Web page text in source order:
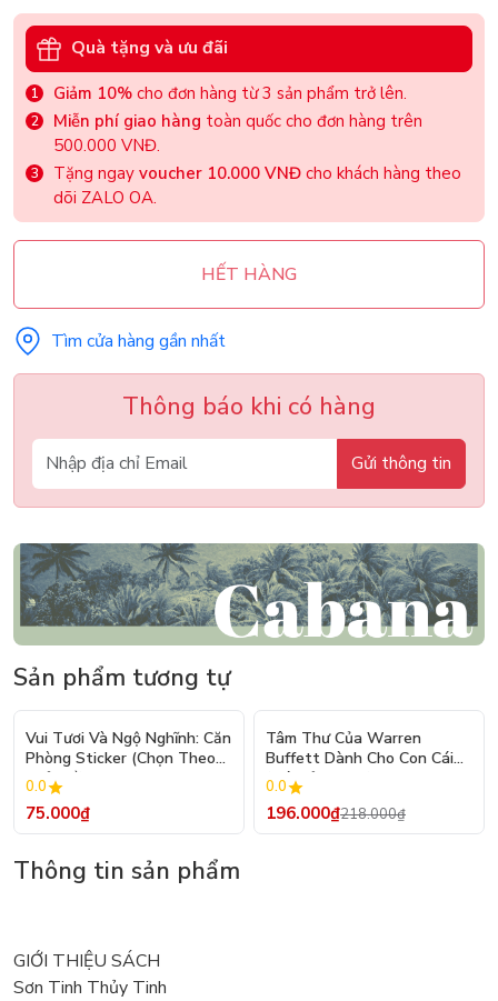
Quà tặng và ưu đãi
Giảm 10% cho đơn hàng từ 3 sản phẩm trở lên.
Miễn phí giao hàng toàn quốc cho đơn hàng trên
500.000 VNĐ.
Tặng ngay voucher 10.000 VNĐ cho khách hàng theo
dõi ZALO OA.
HẾT HÀNG
Tìm cửa hàng gần nhất
Thông báo khi có hàng
Gửi thông tin
Sản phẩm tương tự
Vui Tươi Và Ngộ Nghĩnh: Căn
Phòng Sticker (Chọn Theo
Chủ Đề) - Hơn 250 Sticker
0.0
75.000₫
Tâm Thư Của Warren
Buffett Dành Cho Con Cái
(Tái Bản 2026)
0.0
196.000₫218.000₫
Thông tin sản phẩm
GIỚI THIỆU SÁCH
Sơn Tinh Thủy Tinh